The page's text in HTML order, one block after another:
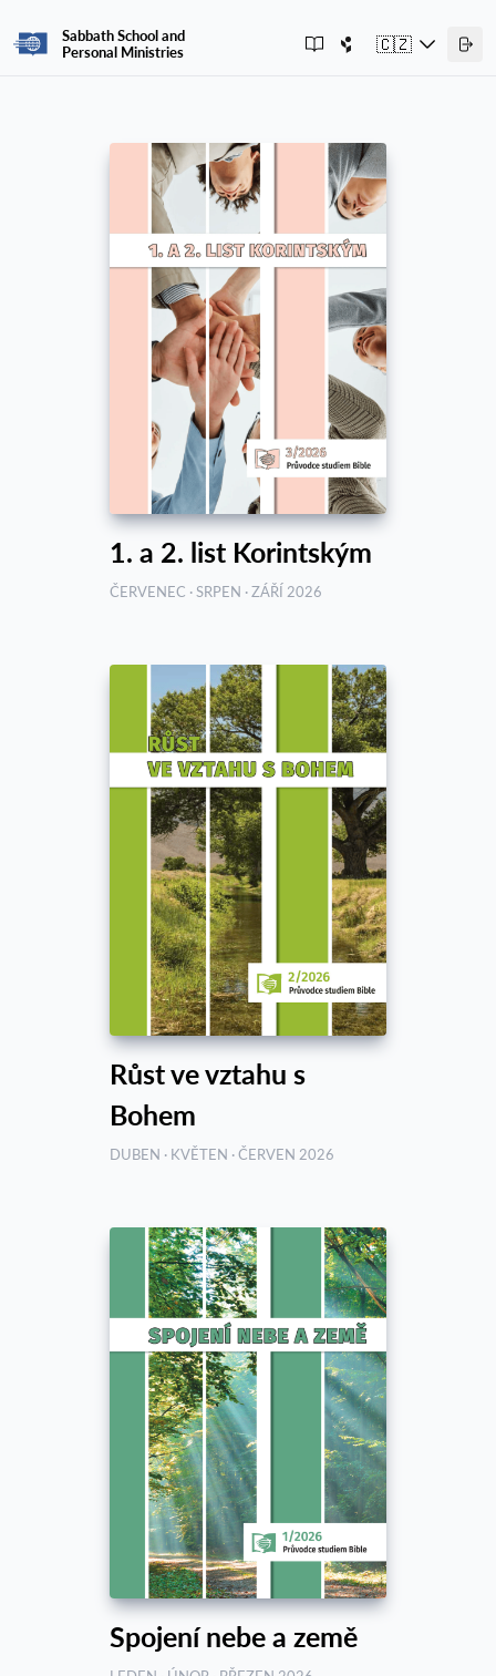
Sabbath School and
Personal Ministries
🇨🇿
1. a 2. list Korintským
ČERVENEC · SRPEN · ZÁŘÍ 2026
Růst ve vztahu s
Bohem
DUBEN · KVĚTEN · ČERVEN 2026
Spojení nebe a země